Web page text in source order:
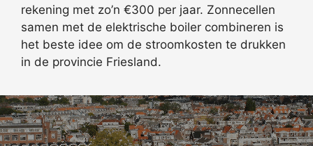
rekening met zo’n €300 per jaar. Zonnecellen
samen met de elektrische boiler combineren is
het beste idee om de stroomkosten te drukken
in de provincie Friesland.